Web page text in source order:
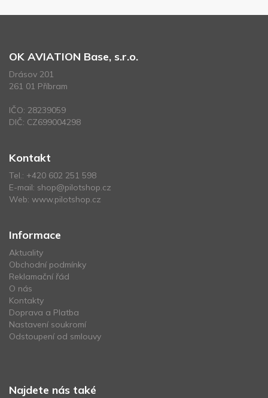
OK AVIATION Base, s.r.o.
Drásov 201
261 01 Příbram
IČO: 28239059
DIČ: CZ699004298
Kontakt
Tel.: +420 602 251 598
E-mail: shop@pilotshop.cz
Web: www.pilotshop.cz
Informace
Aktuality
Obchodní podmínky
Reklamační řád
O nás
Kontakty
Doprava a Platba
Nastavení soukromí
Odstoupení od smlouvy
Najdete nás také